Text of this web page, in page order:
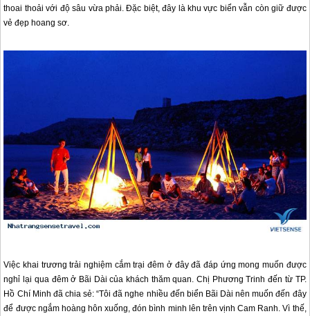
thoai thoải với độ sâu vừa phải. Đặc biệt, đây là khu vực biển vẫn còn giữ được
vẻ đẹp hoang sơ.
Việc khai trương trải nghiệm cắm trại đêm ở đây đã đáp ứng mong muốn được
nghỉ lại qua đêm ở Bãi Dài của khách thăm quan. Chị Phương Trinh đến từ TP.
Hồ Chí Minh đã chia sẻ: “Tôi đã nghe nhiều đến biển Bãi Dài nên muốn đến đây
để được ngắm hoàng hôn xuống, đón bình minh lên trên vịnh Cam Ranh. Vì thế,